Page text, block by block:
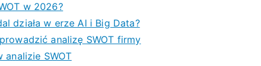
w 2026?
działa w erze AI i Big Data?
analizę SWOT firmy
analizie SWOT